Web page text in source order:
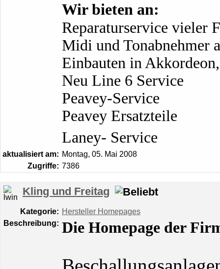
Wir bieten an:
Reparaturservice vieler
Midi und Tonabnehmer
Einbauten in
Neu Line 6 Service
Peavey-Service
Peavey Ersatzteile
Laney- Service
aktualisiert am: Montag, 05. Mai 2008
Zugriffe: 7386
Kling und Freitag
Kategorie: Hersteller Homepages
Beschreibung: Die Homepage der